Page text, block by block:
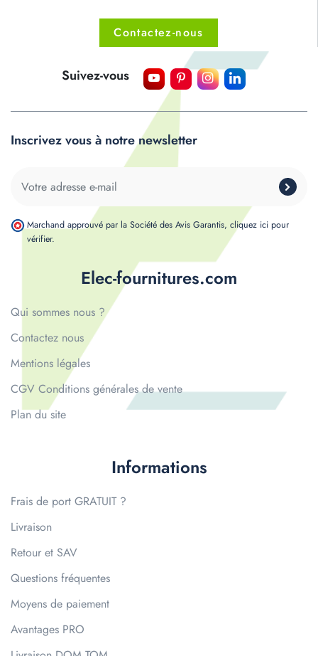
Contactez-nous
Elec-fournitures.com
Qui sommes nous ?
Contactez nous
Mentions légales
CGV Conditions générales de vente
Plan du site
Informations
Frais de port GRATUIT ?
Livraison
Retour et SAV
Questions fréquentes
Moyens de paiement
Avantages PRO
Suivez-vous
Inscrivez vous à notre newsletter
Marchand approuvé par la Société des Avis Garantis, cliquez ici pour
vérifier.